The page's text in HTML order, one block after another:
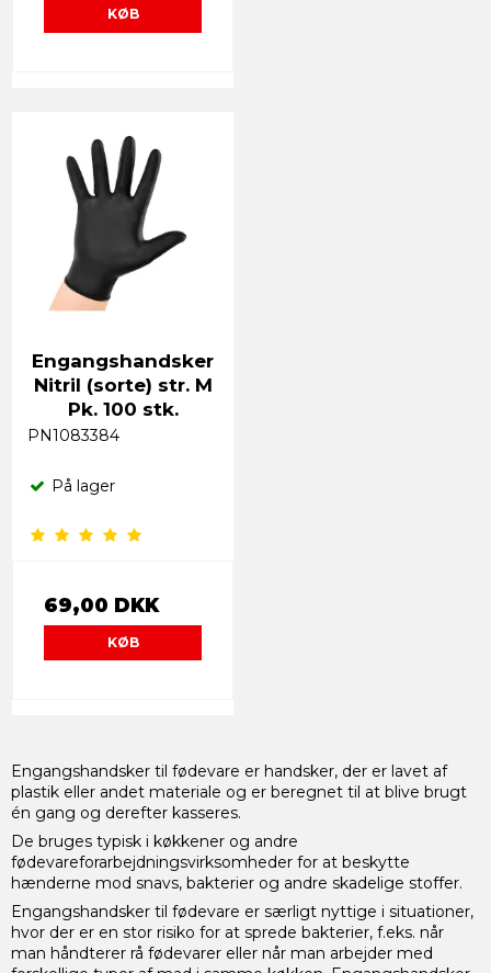
KØB
Engangshandsker
Nitril (sorte) str. M
Pk. 100 stk.
PN1083384
På lager
69,00 DKK
KØB
Engangshandsker til fødevare er handsker, der er lavet af
plastik eller andet materiale og er beregnet til at blive brugt
én gang og derefter kasseres.
De bruges typisk i køkkener og andre
fødevareforarbejdningsvirksomheder for at beskytte
hænderne mod snavs, bakterier og andre skadelige stoffer.
Engangshandsker til fødevare er særligt nyttige i situationer,
hvor der er en stor risiko for at sprede bakterier, f.eks. når
man håndterer rå fødevarer eller når man arbejder med